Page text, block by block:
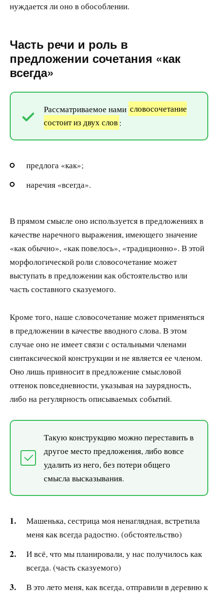
нуждается ли оно в обособлении.
Часть речи и роль в
предложении сочетания «как
всегда»
Рассматриваемое нами словосочетание
состоит из двух слов:
предлога «как»;
наречия «всегда».
В прямом смысле оно используется в предложениях в
качестве наречного выражения, имеющего значение
«как обычно», «как повелось», «традиционно». В этой
морфологической роли словосочетание может
выступать в предложении как обстоятельство или
часть составного сказуемого.
Кроме того, наше словосочетание может применяться
в предложении в качестве вводного слова. В этом
случае оно не имеет связи с остальными членами
синтаксической конструкции и не является ее членом.
Оно лишь привносит в предложение смысловой
оттенок повседневности, указывая на заурядность,
либо на регулярность описываемых событий.
Такую конструкцию можно переставить в
другое место предложения, либо вовсе
удалить из него, без потери общего
смысла высказывания.
Машенька, сестрица моя ненаглядная, встретила
меня как всегда радостно. (обстоятельство)
И всё, что мы планировали, у нас получилось как
всегда. (часть сказуемого)
В это лето меня, как всегда, отправили в деревню к